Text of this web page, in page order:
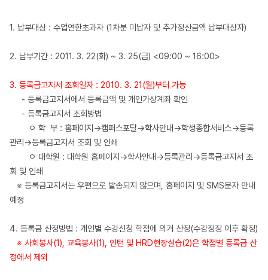
1. 납부대상 : 수업연한초과자 (1차분 미납자 및 추가정산금액 납부대상자)
2. 납부기간 : 2011. 3. 22(화) ~ 3. 25(금) <09:00 ~ 16:00>
3. 등록금고지서 조회일자 : 2010. 3. 21(월)부터 가능
- 등록금고지서에서 등록금액 및 개인가상계좌 확인
- 등록금고지서 조회방법
ㅇ 학 부 : 홈페이지→캠퍼스포탈→학사안내→학생종합서비스→등록
관리→등록금고지서 조회 및 인쇄
ㅇ 대학원 : 대학원 홈페이지→학사안내→등록관리→등록금고지서 조
회 및 인쇄
※ 등록금고지서는 우편으로 발송되지 않으며, 홈페이지 및 SMS문자 안내
예정
4. 등록금 산정방법 : 개인별 수강신청 학점에 의거 산정(수강정정 이후 확정)
※ 사회봉사(1), 교육봉사(1), 인턴 및 HRD현장실습(2)은 학점별 등록금 산
정에서 제외